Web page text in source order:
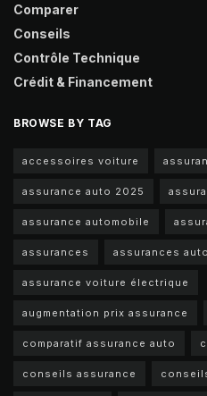
Comparer
Conseils
Contrôle Technique
Crédit & Financement
BROWSE BY TAG
accessoires voiture
assurance auto 2025
assurance automobile
assurances assurances auto
assurance voiture électrique
augmentation prix assurance
comparatif assurance auto
conseils assurance